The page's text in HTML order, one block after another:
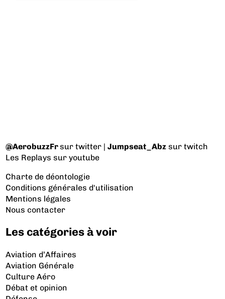
@AerobuzzFrsur twitter |Jumpseat_Abz sur twitch
Les Replays sur youtube
Charte de déontologie
Conditions générales d'utilisation
Mentions légales
Nous contacter
Les catégories à voir
Aviation d’Affaires
Aviation Générale
Culture Aéro
Débat et opinion